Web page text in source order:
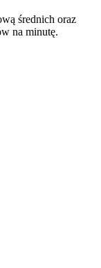
średnich oraz
na minutę.